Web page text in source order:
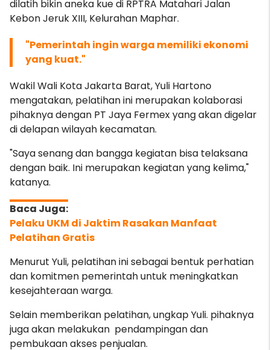
dilatih bikin aneka kue di RPTRA Matahari Jalan
Kebon Jeruk XIII, Kelurahan Maphar.
"Pemerintah ingin warga memiliki ekonomi
yang kuat."
Wakil Wali Kota Jakarta Barat, Yuli Hartono
mengatakan, pelatihan ini merupakan kolaborasi
pihaknya dengan PT Jaya Fermex yang akan digelar
di delapan wilayah kecamatan.
"Saya senang dan bangga kegiatan bisa telaksana
dengan baik. Ini merupakan kegiatan yang kelima,"
katanya.
Pelaku UKM di Jaktim Rasakan Manfaat
Pelatihan Gratis
Menurut Yuli, pelatihan ini sebagai bentuk perhatian
dan komitmen pemerintah untuk meningkatkan
kesejahteraan warga.
Selain memberikan pelatihan, ungkap Yuli. pihaknya
juga akan melakukan pendampingan dan
pembukaan akses penjualan.